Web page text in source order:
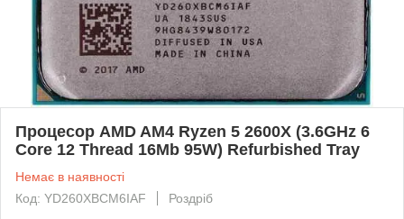
Процесор AMD AM4 Ryzen 5 2600X (3.6GHz 6
Core 12 Thread 16Mb 95W) Refurbished Tray
Немає в наявності
Код: YD260XBCM6IAF
Роздріб